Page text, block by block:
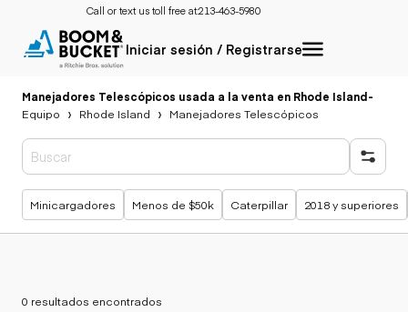
Call or text us toll free at:213-463-5980
Iniciar sesión / Registrarse
Manejadores Telescópicos usada a la venta en Rhode Island-
Equipo
Rhode Island Manejadores Telescópicos
Búsquedas populares
Minicargadores Menos de $50k Caterpillar 2018 y superiores
0 resultados encontrados